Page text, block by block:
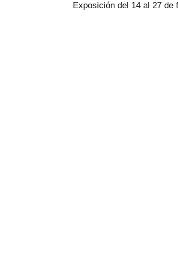
Exposición del 14 al 27 de